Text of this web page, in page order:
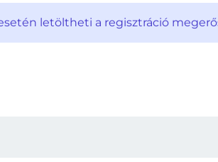
letöltheti a regisztráció